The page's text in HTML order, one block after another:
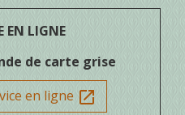
EN LIGNE
de carte grise
en ligne open_in_new